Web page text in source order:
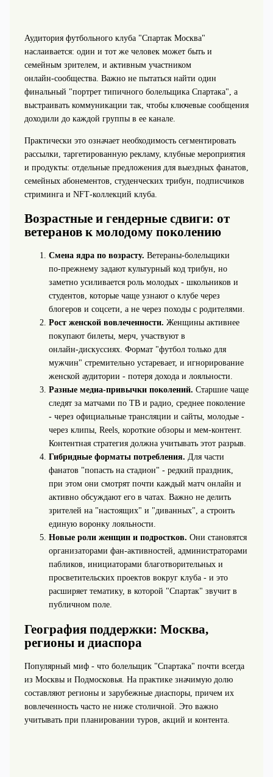
Аудитория футбольного клуба "Спартак Москва"
наслаивается: один и тот же человек может быть и
семейным зрителем, и активным участником
онлайн‑сообщества. Важно не пытаться найти один
финальный "портрет типичного болельщика Спартака", а
выстраивать коммуникации так, чтобы ключевые сообщения
доходили до каждой группы в ее канале.
Практически это означает необходимость сегментировать
рассылки, таргетированную рекламу, клубные мероприятия
и продукты: отдельные предложения для выездных фанатов,
семейных абонементов, студенческих трибун, подписчиков
стриминга и NFT‑коллекций клуба.
Возрастные и гендерные сдвиги: от
ветеранов к молодому поколению
Смена ядра по возрасту. Ветераны‑болельщики
по‑прежнему задают культурный код трибун, но
заметно усиливается роль молодых - школьников и
студентов, которые чаще узнают о клубе через
блогеров и соцсети, а не через походы с родителями.
Рост женской вовлеченности. Женщины активнее
покупают билеты, мерч, участвуют в
онлайн‑дискуссиях. Формат "футбол только для
мужчин" стремительно устаревает, и игнорирование
женской аудитории - потеря дохода и лояльности.
Разные медиа‑привычки поколений. Старшие чаще
следят за матчами по ТВ и радио, среднее поколение
- через официальные трансляции и сайты, молодые -
через клипы, Reels, короткие обзоры и мем‑контент.
Контентная стратегия должна учитывать этот разрыв.
Гибридные форматы потребления. Для части
фанатов "попасть на стадион" - редкий праздник,
при этом они смотрят почти каждый матч онлайн и
активно обсуждают его в чатах. Важно не делить
зрителей на "настоящих" и "диванных", а строить
единую воронку лояльности.
Новые роли женщин и подростков. Они становятся
организаторами фан‑активностей, администраторами
пабликов, инициаторами благотворительных и
просветительских проектов вокруг клуба - и это
расширяет тематику, в которой "Спартак" звучит в
публичном поле.
География поддержки: Москва,
регионы и диаспора
Популярный миф - что болельщик "Спартака" почти всегда
из Москвы и Подмосковья. На практике значимую долю
составляют регионы и зарубежные диаспоры, причем их
вовлеченность часто не ниже столичной. Это важно
учитывать при планировании туров, акций и контента.